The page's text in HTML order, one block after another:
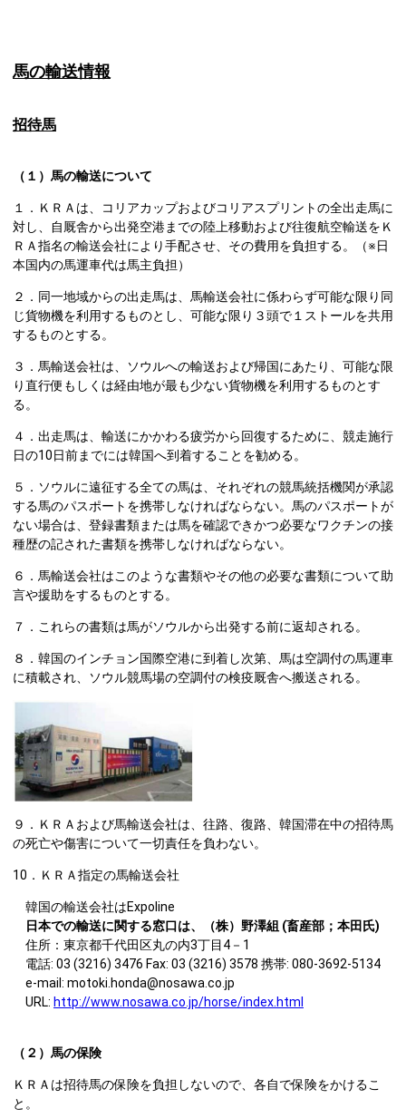
馬の輸送情報
招待馬
（１）馬の輸送について
１．ＫＲＡは、コリアカップおよびコリアスプリントの全出走馬に
対し、自厩舎から出発空港までの陸上移動および往復航空輸送をＫ
ＲＡ指名の輸送会社により手配させ、その費用を負担する。（※日
本国内の馬運車代は馬主負担）
２．同一地域からの出走馬は、馬輸送会社に係わらず可能な限り同
じ貨物機を利用するものとし、可能な限り３頭で１ストールを共用
するものとする。
３．馬輸送会社は、ソウルへの輸送および帰国にあたり、可能な限
り直行便もしくは経由地が最も少ない貨物機を利用するものとす
る。
４．出走馬は、輸送にかかわる疲労から回復するために、競走施行
日の10日前までには韓国へ到着することを勧める。
５．ソウルに遠征する全ての馬は、それぞれの競馬統括機関が承認
する馬のパスポートを携帯しなければならない。馬のパスポートが
ない場合は、登録書類または馬を確認できかつ必要なワクチンの接
種歴の記された書類を携帯しなければならない。
６．馬輸送会社はこのような書類やその他の必要な書類について助
言や援助をするものとする。
７．これらの書類は馬がソウルから出発する前に返却される。
８．韓国のインチョン国際空港に到着し次第、馬は空調付の馬運車
に積載され、ソウル競馬場の空調付の検疫厩舎へ搬送される。
９．ＫＲＡおよび馬輸送会社は、往路、復路、韓国滞在中の招待馬
の死亡や傷害について一切責任を負わない。
10．ＫＲＡ指定の馬輸送会社
韓国の輸送会社はExpoline
日本での輸送に関する窓口は、（株）野澤組 (畜産部；本田氏)
住所：東京都千代田区丸の内3丁目4－1
電話: 03 (3216) 3476 Fax: 03 (3216) 3578 携帯: 080-3692-5134
e-mail: motoki.honda@nosawa.co.jp
URL: http://www.nosawa.co.jp/horse/index.html
（２）馬の保険
ＫＲＡは招待馬の保険を負担しないので、各自で保険をかけるこ
と。